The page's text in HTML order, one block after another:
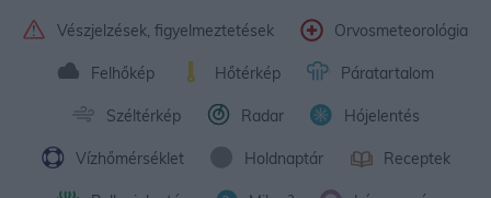
Vészjelzések, figyelmeztetések Orvosmeteorológia
Felhőkép Hőtérkép Páratartalom
Széltérkép Radar Hójelentés
Vízhőmérséklet Holdnaptár Receptek